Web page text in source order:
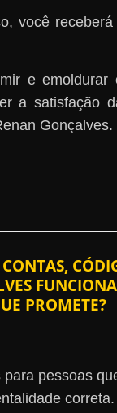
você
e emoldurar
a satisfação
Gonçalves.
PROMETE?
pessoas
correta.